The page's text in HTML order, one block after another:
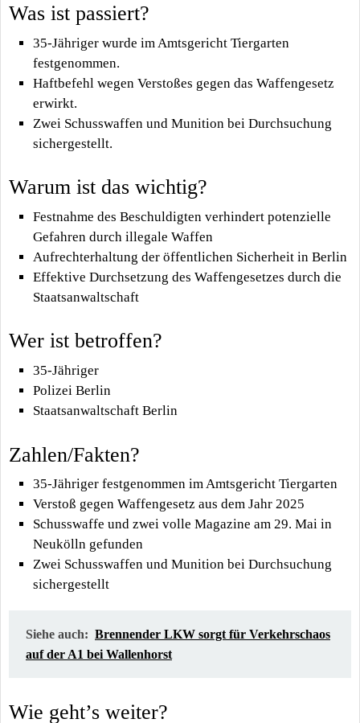
Was ist passiert?
35-Jähriger wurde im Amtsgericht Tiergarten
festgenommen.
Haftbefehl wegen Verstoßes gegen das Waffengesetz
erwirkt.
Zwei Schusswaffen und Munition bei Durchsuchung
sichergestellt.
Warum ist das wichtig?
Festnahme des Beschuldigten verhindert potenzielle
Gefahren durch illegale Waffen
Aufrechterhaltung der öffentlichen Sicherheit in Berlin
Effektive Durchsetzung des Waffengesetzes durch die
Staatsanwaltschaft
Wer ist betroffen?
35-Jähriger
Polizei Berlin
Staatsanwaltschaft Berlin
Zahlen/Fakten?
35-Jähriger festgenommen im Amtsgericht Tiergarten
Verstoß gegen Waffengesetz aus dem Jahr 2025
Schusswaffe und zwei volle Magazine am 29. Mai in
Neukölln gefunden
Zwei Schusswaffen und Munition bei Durchsuchung
sichergestellt
Siehe auch: Brennender LKW sorgt für Verkehrschaos
auf der A1 bei Wallenhorst
Wie geht’s weiter?